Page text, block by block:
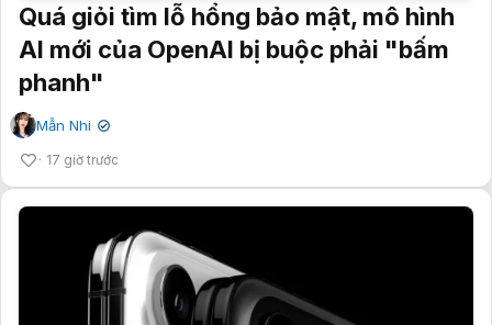
Quá giỏi tìm lỗ hổng bảo mật, mô hình
AI mới của OpenAI bị buộc phải "bấm
phanh"
Mẫn Nhi ✔
17 giờ trước